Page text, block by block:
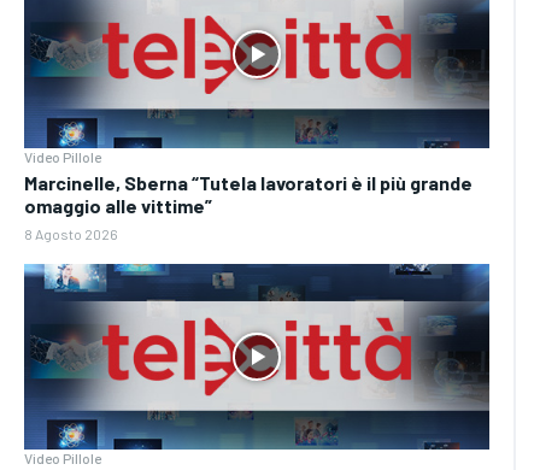
Video Pillole
Marcinelle, Sberna “Tutela lavoratori è il più grande
omaggio alle vittime”
8 Agosto 2026
Video Pillole